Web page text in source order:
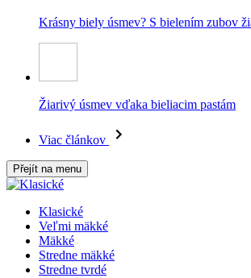
Krásny biely úsmev? S bielením zubov
Žiarivý úsmev vďaka bieliacim pastám
Viac článkov
Přejít na menu
Klasické
Veľmi mäkké
Mäkké
Stredne mäkké
Stredne tvrdé